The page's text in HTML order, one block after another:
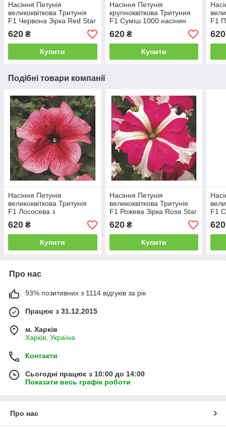
Насіння Петунія
великоквіткова Тритунія
F1 Червона Зірка Red Star
1000 насінин Syngenta
620 ₴
Купити
Насіння Петунія
крупноквіткова Тритуния
F1 Суміш 1000 насінин
Syngenta
620₴
Купити
F1
620
Подібні товари компанії
Насіння Петунія
великоквіткова Тритунія
F1 Лососева з
Veined 1000 насінин
Syngenta
620 ₴
Купити
Насіння Петунія
великоквіткова Тритунія
F1 Рожева Зірка Rose Star
620₴
Купити
F1
620
Про нас
93% позитивних з 1114 відгуків за рік
Працює з 31.12.2015
м. Харків
Харків, Україна
Контакти
Сьогодні працює з 10:00 до 14:00
Показати весь графік роботи
Про нас